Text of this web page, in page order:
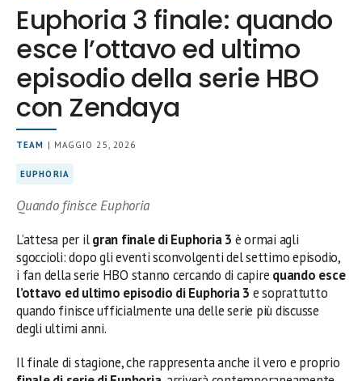
Euphoria 3 finale: quando
esce l’ottavo ed ultimo
episodio della serie HBO
con Zendaya
TEAM | MAGGIO 25, 2026
EUPHORIA
Quando finisce Euphoria
L’attesa per ilgran finale di Euphoria 3 è ormai agli
sgoccioli: dopo gli eventi sconvolgenti del settimo episodio,
i fan della serie HBO stanno cercando di capire quando esce
l’ottavo ed ultimo episodio di Euphoria 3 e soprattutto
quando finisce ufficialmente una delle serie più discusse
degli ultimi anni.
Il finale di stagione, che rappresenta anche il vero e proprio